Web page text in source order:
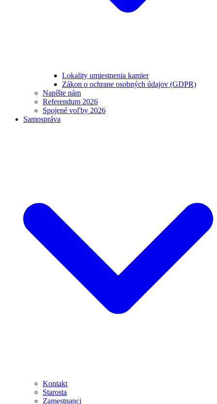
Lokality umiestnenia kamier
Zákon o ochrane osobných údajov (GDPR)
Napíšte nám
Referendum 2026
Spojené voľby 2026
Samospráva
Kontakt
Starosta
Zamestnanci